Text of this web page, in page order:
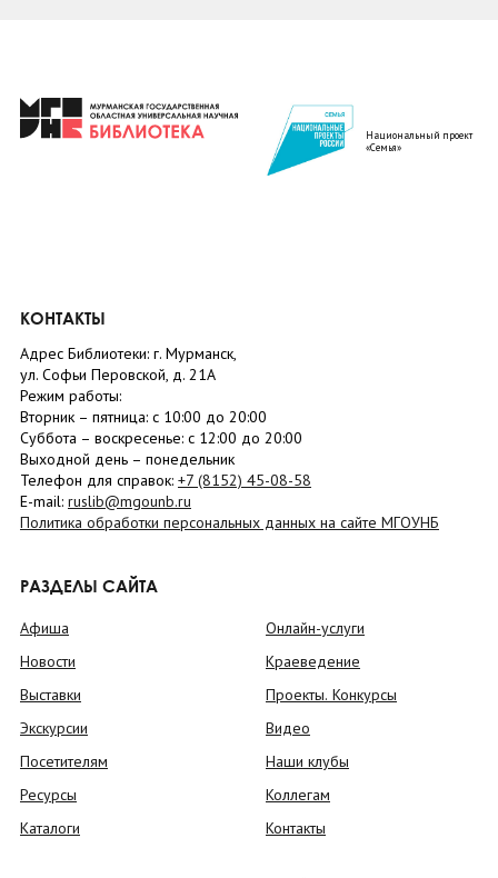
Национальный проект
«Семья»
КОНТАКТЫ
Адрес Библиотеки: г. Мурманск,
ул. Софьи Перовской, д. 21А
Режим работы:
Вторник – пятница: с 10:00 до 20:00
Суббота – воскресенье: c 12:00 до 20:00
Выходной день – понедельник
Телефон для справок: +7 (8152) 45-08-58
E-mail: ruslib@mgounb.ru
Политика обработки персональных данных на сайте МГОУНБ
РАЗДЕЛЫ САЙТА
Афиша
Новости
Выставки
Экскурсии
Посетителям
Ресурсы
Каталоги
Онлайн-услуги
Краеведение
Проекты. Конкурсы
Видео
Наши клубы
Коллегам
Контакты